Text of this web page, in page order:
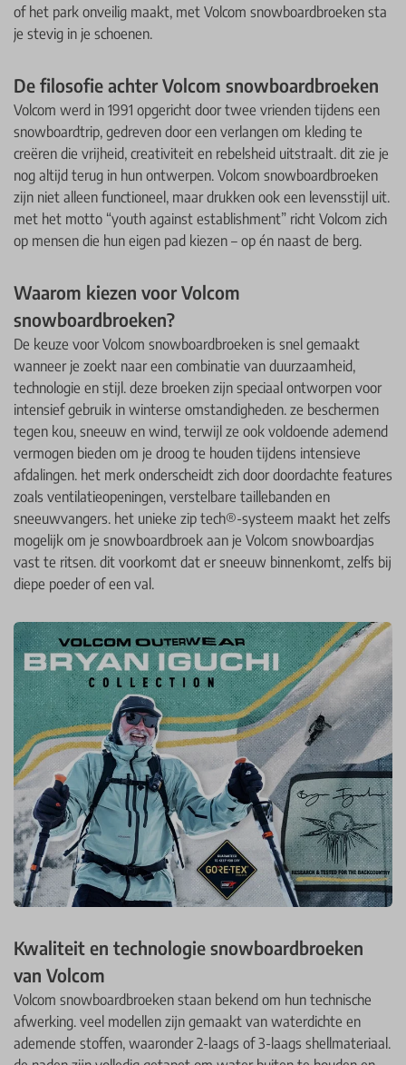
of het park onveilig maakt, met Volcom snowboardbroeken sta
je stevig in je schoenen.
De filosofie achter Volcom snowboardbroeken
Volcom werd in 1991 opgericht door twee vrienden tijdens een
snowboardtrip, gedreven door een verlangen om kleding te
creëren die vrijheid, creativiteit en rebelsheid uitstraalt. dit zie je
nog altijd terug in hun ontwerpen. Volcom snowboardbroeken
zijn niet alleen functioneel, maar drukken ook een levensstijl uit.
met het motto “youth against establishment” richt Volcom zich
op mensen die hun eigen pad kiezen – op én naast de berg.
Waarom kiezen voor Volcom
snowboardbroeken?
De keuze voor Volcom snowboardbroeken is snel gemaakt
wanneer je zoekt naar een combinatie van duurzaamheid,
technologie en stijl. deze broeken zijn speciaal ontworpen voor
intensief gebruik in winterse omstandigheden. ze beschermen
tegen kou, sneeuw en wind, terwijl ze ook voldoende ademend
vermogen bieden om je droog te houden tijdens intensieve
afdalingen. het merk onderscheidt zich door doordachte features
zoals ventilatieopeningen, verstelbare taillebanden en
sneeuwvangers. het unieke zip tech®-systeem maakt het zelfs
mogelijk om je snowboardbroek aan je Volcom snowboardjas
vast te ritsen. dit voorkomt dat er sneeuw binnenkomt, zelfs bij
diepe poeder of een val.
Kwaliteit en technologie snowboardbroeken
van Volcom
Volcom snowboardbroeken staan bekend om hun technische
afwerking. veel modellen zijn gemaakt van waterdichte en
ademende stoffen, waaronder 2-laags of 3-laags shellmateriaal.